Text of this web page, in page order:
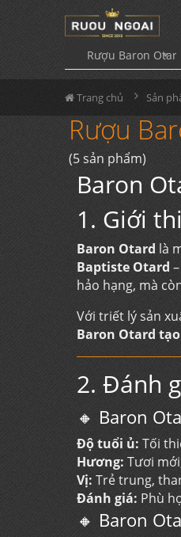
Rượu Baron Otard
Trang chủ Sản
Rượu
(5 sản phẩm)
Baron
1. Giới
Baron Otard là
Baptiste Otard
hảo hạng, mà
Với triết lý sản
Baron Otard
2. Đánh
🔸 Baron
Độ tuổi ủ: Tối
Hương: Tươi
Vị: Trẻ trung,
Đánh giá: Phù
🔸 Baron